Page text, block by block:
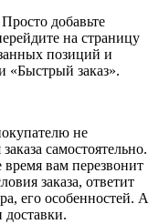
добавьте
на страницу
позиций и
«Быстрый заказ».
не
самостоятельно.
время вам перезвонит
заказа, ответит
его особенностей. А
доставки.